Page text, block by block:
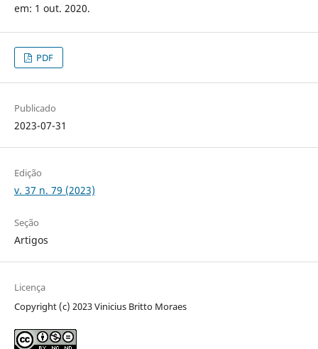
em: 1 out. 2020.
PDF
Publicado
2023-07-31
Edição
v. 37 n. 79 (2023)
Seção
Artigos
Licença
Copyright (c) 2023 Vinicius Britto Moraes